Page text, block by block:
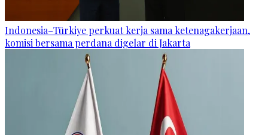
Indonesia–Türkiye perkuat kerja sama ketenagakerjaan,
komisi bersama perdana digelar di Jakarta